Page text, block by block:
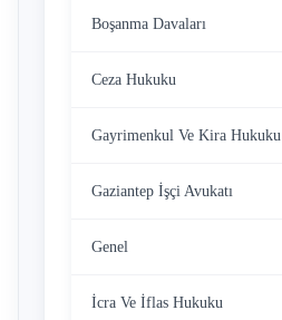
Boşanma Davaları
Ceza Hukuku
Gayrimenkul Ve Kira Hukuku
Gaziantep İşçi Avukatı
Genel
İcra Ve İflas Hukuku